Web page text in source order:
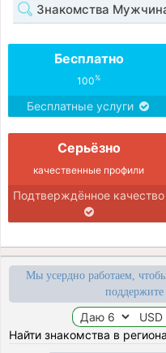
Знакомства
Бесплатно
100%
Бесплатные услуги
Серьёзно
качественные профили
Подтверждённое качество
Мы усердно работаем,
Найти знакомства в